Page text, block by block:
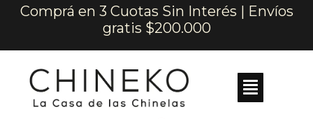
Comprá en 3 Cuotas Sin Interés | Envíos
gratis $200.000